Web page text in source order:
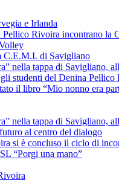
e Irlanda
Rivoira incontrano la
C.E.M.I. di Savigliano
nella tappa di Savigliano,
studenti del Denina Pellico
il libro “Mio nonno era
nella tappa di Savigliano,
al centro del dialogo
si è concluso il ciclo di
“Porgi una mano”